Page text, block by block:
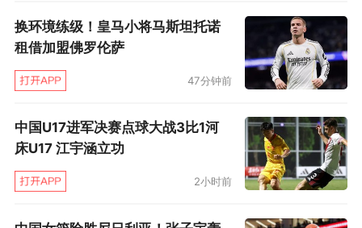
我们要更早熄灭他们。”锡伯杜说，今天全队的投
篮手感冰凉，“不是每晚都能有好的投篮，有的时
候你知道你进不了球就得做好防守，获得一些简
单投篮的机会从而重新掌握节奏。”
换环境练级！皇马小将马斯坦托诺
租借加盟佛罗伦萨
47分钟前
中国U17进军决赛点球大战3比1河
床U17 江宇涵立功
2小时前